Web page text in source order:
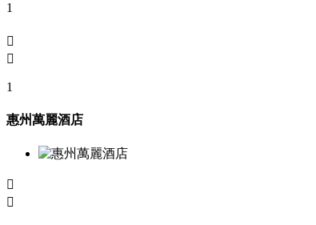
1


1
惠州萬麗酒店

